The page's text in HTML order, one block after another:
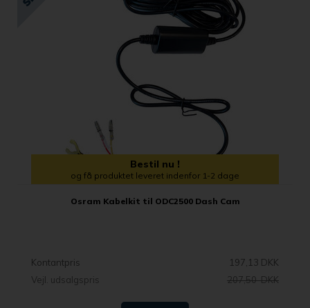
Bestil nu !
og få produktet leveret indenfor 1-2 dage
Osram Kabelkit til ODC2500 Dash Cam
Kontantpris
197,13 DKK
Vejl. udsalgspris
207,50 DKK